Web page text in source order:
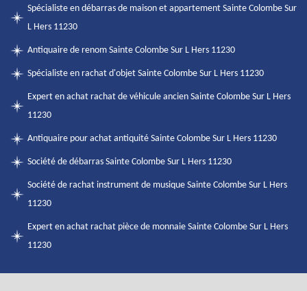
Spécialiste en débarras de maison et appartement Sainte Colombe Sur
L Hers 11230
Antiquaire de renom Sainte Colombe Sur L Hers 11230
Spécialiste en rachat d'objet Sainte Colombe Sur L Hers 11230
Expert en achat rachat de véhicule ancien Sainte Colombe Sur L Hers
11230
Antiquaire pour achat antiquité Sainte Colombe Sur L Hers 11230
Société de débarras Sainte Colombe Sur L Hers 11230
Société de rachat instrument de musique Sainte Colombe Sur L Hers
11230
Expert en achat rachat pièce de monnaie Sainte Colombe Sur L Hers
11230